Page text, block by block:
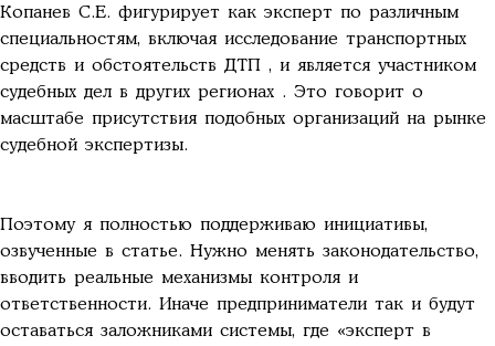
Копанев С.Е. фигурирует как эксперт по различным
специальностям, включая исследование транспортных
средств и обстоятельств ДТП , и является участником
судебных дел в других регионах . Это говорит о
масштабе присутствия подобных организаций на рынке
судебной экспертизы.
Поэтому я полностью поддерживаю инициативы,
озвученные в статье. Нужно менять законодательство,
вводить реальные механизмы контроля и
ответственности. Иначе предприниматели так и будут
оставаться заложниками системы, где «эксперт в